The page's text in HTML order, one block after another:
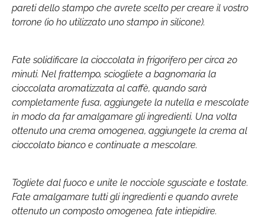
pareti dello stampo che avrete scelto per creare il vostro
torrone (io ho utilizzato uno stampo in silicone).
Fate solidificare la cioccolata in frigorifero per circa 20
minuti. Nel frattempo, sciogliete a bagnomaria la
cioccolata aromatizzata al caffè, quando sarà
completamente fusa, aggiungete la nutella e mescolate
in modo da far amalgamare gli ingredienti. Una volta
ottenuto una crema omogenea, aggiungete la crema al
cioccolato bianco e continuate a mescolare.
Togliete dal fuoco e unite le nocciole sgusciate e tostate.
Fate amalgamare tutti gli ingredienti e quando avrete
ottenuto un composto omogeneo, fate intiepidire.